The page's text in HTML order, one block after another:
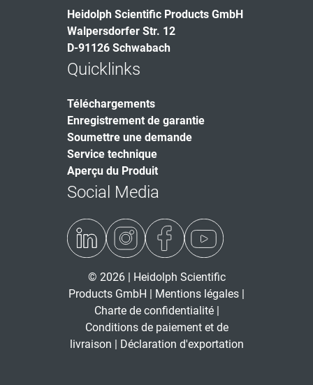
Heidolph Scientific Products GmbH
Walpersdorfer Str. 12
D-91126 Schwabach
Quicklinks
Téléchargements
Enregistrement de garantie
Soumettre une demande
Service technique
Aperçu du Produit
Social Media
© 2026 | Heidolph Scientific
Products GmbH | Mentions légales |
Charte de confidentialité |
Conditions de paiement et de
livraison | Déclaration d'exportation